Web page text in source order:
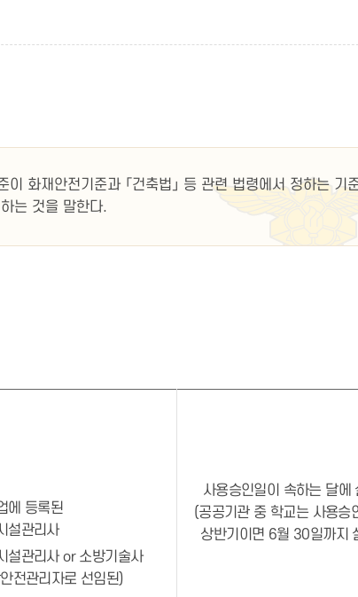
화재안전기준과 「건축법」 등 관련 법령에서 정하는 기
는 것을 말한다.
에 등록된
설관리사
설관리사 or 소방기술사
전관리자로 선임된)
사용승인일이 속하는 달에
(공공기관 중 학교는 사용승
상반기이면 6월 30일까지